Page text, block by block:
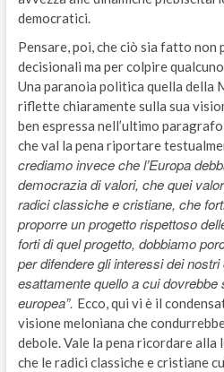
democratici.
Pensare, poi, che ciò sia fatto
decisionali ma per colpire
Una paranoia politica quella della
riflette chiaramente sulla sua
ben espressa nell’ultimo
che val la pena riportare
crediamo invece che l’Europa
democrazia di valori, che quei
radici classiche e cristiane, che
proporre un progetto rispettoso
forti di quel progetto, dobbiamo
per difendere gli interessi dei
esattamente quello a cui dovrebbe
europea”. Ecco, qui vi è il
visione meloniana che
debole. Vale la pena ricordare alla
che le radici classiche e cristiane